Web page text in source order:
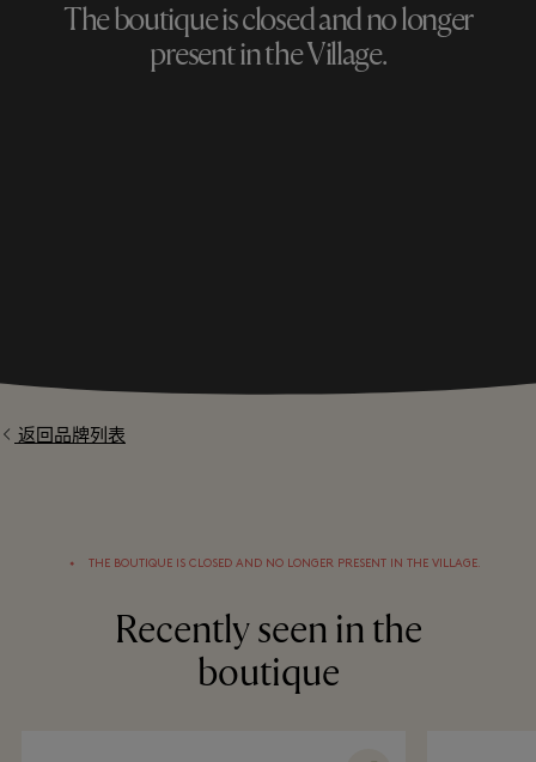
The boutique is closed and no longer
present in the Village.
返回品牌列表
⬩ THE BOUTIQUE IS CLOSED AND NO LONGER PRESENT IN THE VILLAGE.
Recently seen in the
boutique